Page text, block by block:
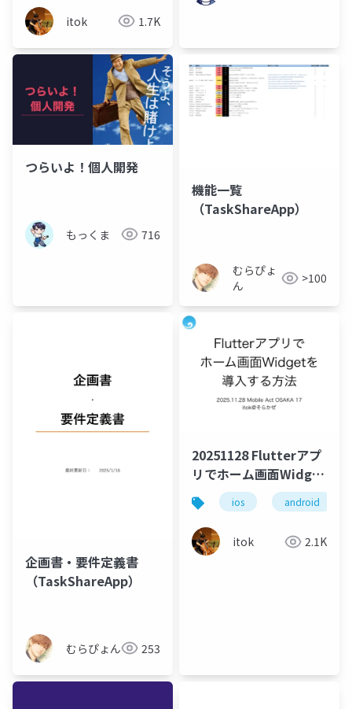
itok 1.7K
つらいよ！個人開発
もっくま 716
機能一覧
（TaskShareApp）
むらぴょ
ん
>100
企画書・要件定義書
（TaskShareApp）
むらぴょん 253
20251128 Flutterアプ
リでホーム画面Widget
を導入する方法
ios android
itok 2.1K